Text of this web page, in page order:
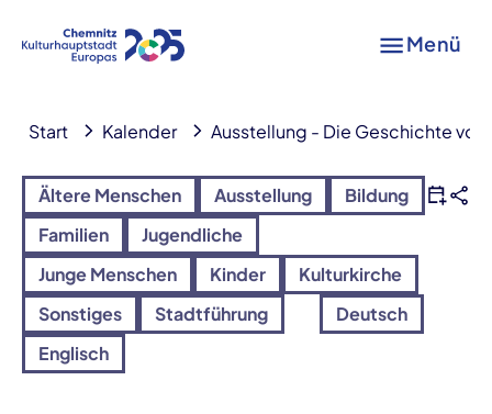
Menü
Start Kalender Ausstellung - Die Geschichte von
Ältere Menschen Ausstellung
Bildung
Familien
Jugendliche
Junge Menschen
Kinder
Kulturkirche
Sonstiges
Stadtführung
Deutsch
Englisch